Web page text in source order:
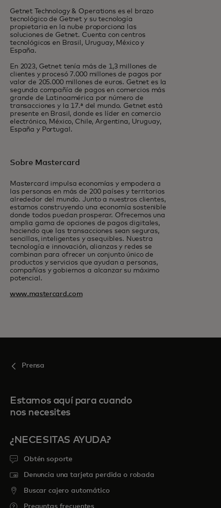
Getnet Technology & Operations es el brazo
tecnológico de Getnet y su tecnología
propietaria en la nube proporciona las
soluciones de Getnet. Cuenta con centros
tecnológicos en Brasil, Uruguay, México y
España.
En 2023, Getnet tenía más de 1,3 millones de
clientes y procesó 7.000 millones de pagos por
valor de 205.000 millones de euros. Getnet es la
segunda compañía de pagos en comercios más
grande de Latinoamérica por número de
transacciones y la 17.ª del mundo. Getnet está
presente en Brasil, donde es líder en comercio
electrónico, México, Chile, Argentina, Uruguay,
España y Portugal.
Sobre Mastercard
Mastercard impulsa economías y empodera a
las personas en más de 200 países y territorios
alrededor del mundo. Junto a nuestros clientes,
estamos construyendo una economía sostenible
donde todos puedan prosperar. Ofrecemos una
amplia gama de opciones de pagos digitales,
haciendo que las transacciones sean seguras,
sencillas, inteligentes y asequibles. Nuestra
tecnología e innovación, alianzas y redes se
combinan para ofrecer un conjunto único de
productos y servicios que ayudan a personas,
compañías y gobiernos a alcanzar su máximo
potencial.
www.mastercard.com
Prensa
Estamos aquí para cuando
nos necesites
¿NECESITAS AYUDA?
Obtén soporte
Denuncia una tarjeta perdida o robada
Buscar cajero automático